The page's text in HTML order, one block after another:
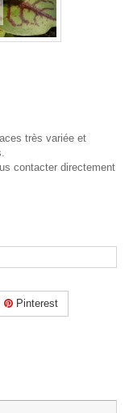
très variée et
contacter directement
Pinterest